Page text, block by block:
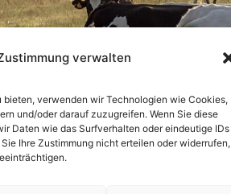
verwalten
bieten, verwenden wir Technologien wie Cookies,
und/oder darauf zuzugreifen. Wenn Sie diese
Daten wie das Surfverhalten oder eindeutige IDs
Ihre Zustimmung nicht erteilen oder widerrufen,